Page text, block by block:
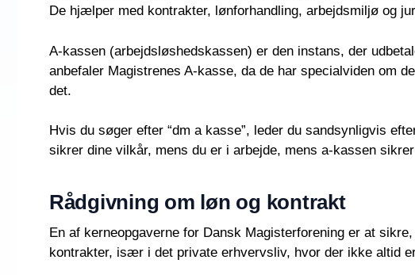
De hjælper med kontrakter, lønforhandling, arbejdsmiljø og
A-kassen (arbejdsløshedskassen) er den instans, der
anbefaler Magistrenes A-kasse, da de har specialviden om
det.
Hvis du søger efter “dm a kasse”, leder du sandsynligvis
sikrer dine vilkår, mens du er i arbejde, mens a-kassen
Rådgivning om løn og kontrakt
En af kerneopgaverne for Dansk Magisterforening er at
kontrakter, især i det private erhvervsliv, hvor der ikke altid